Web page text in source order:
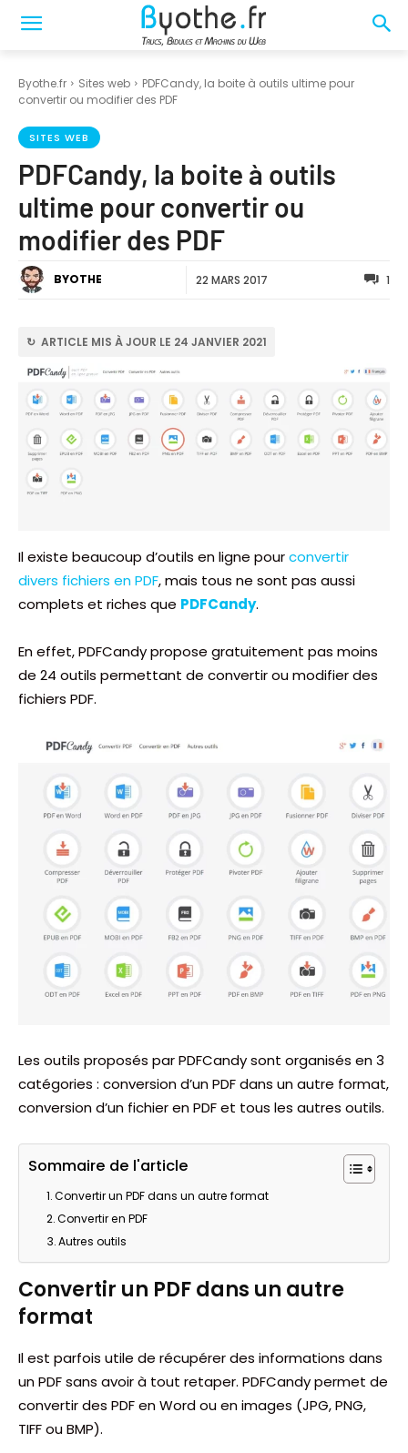
Byothe.fr Sites web
PDFCandy, la boite à outils ultime pour
convertir ou modifier des PDF
SITES WEB
PDFCandy, la boite à outils
ultime pour convertir ou
modifier des PDF
BYOTHE 22 MARS 2017 1
↻ ARTICLE MIS À JOUR LE 24 JANVIER 2021
Il existe beaucoup d’outils en ligne pourconvertir
divers fichiers en PDF, mais tous ne sont pas aussi
complets et riches que PDFCandy.
En effet, PDFCandy propose gratuitement pas moins
de 24 outils permettant de convertir ou modifier des
fichiers PDF.
Les outils proposés par PDFCandy sont organisés en 3
catégories : conversion d’un PDF dans un autre format,
conversion d’un fichier en PDF et tous les autres outils.
Sommaire de l'article
Convertir un PDF dans un autre format
Convertir en PDF
Autres outils
Convertir un PDF dans un autre
format
Il est parfois utile de récupérer des informations dans
un PDF sans avoir à tout retaper. PDFCandy permet de
convertir des PDF en Word ou en images (JPG, PNG,
TIFF ou BMP).